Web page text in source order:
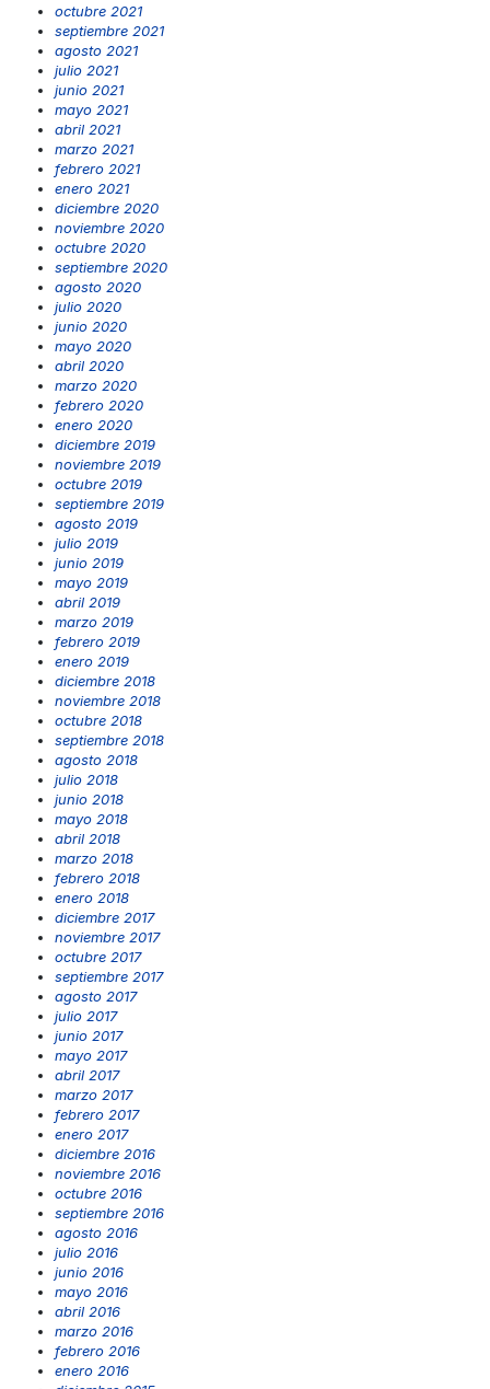
octubre 2021
septiembre 2021
agosto 2021
julio 2021
junio 2021
mayo 2021
abril 2021
marzo 2021
febrero 2021
enero 2021
diciembre 2020
noviembre 2020
octubre 2020
septiembre 2020
agosto 2020
julio 2020
junio 2020
mayo 2020
abril 2020
marzo 2020
febrero 2020
enero 2020
diciembre 2019
noviembre 2019
octubre 2019
septiembre 2019
agosto 2019
julio 2019
junio 2019
mayo 2019
abril 2019
marzo 2019
febrero 2019
enero 2019
diciembre 2018
noviembre 2018
octubre 2018
septiembre 2018
agosto 2018
julio 2018
junio 2018
mayo 2018
abril 2018
marzo 2018
febrero 2018
enero 2018
diciembre 2017
noviembre 2017
octubre 2017
septiembre 2017
agosto 2017
julio 2017
junio 2017
mayo 2017
abril 2017
marzo 2017
febrero 2017
enero 2017
diciembre 2016
noviembre 2016
octubre 2016
septiembre 2016
agosto 2016
julio 2016
junio 2016
mayo 2016
abril 2016
marzo 2016
febrero 2016
enero 2016